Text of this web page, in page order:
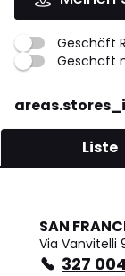
Geschäft
Geschäft
Liste
SAN
Via Vanvitelli
327